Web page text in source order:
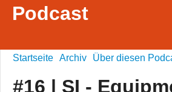
Podcast
Startseite Archiv Über diesen
#16 | SI -